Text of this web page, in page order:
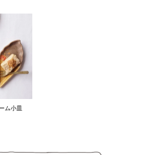
ム小皿